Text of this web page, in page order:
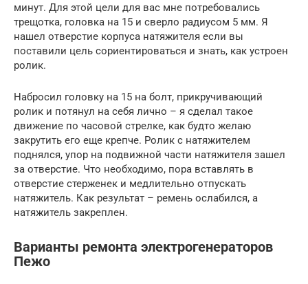
минут. Для этой цели для вас мне потребовались
трещотка, головка на 15 и сверло радиусом 5 мм. Я
нашел отверстие корпуса натяжителя если вы
поставили цель сориентироваться и знать, как устроен
ролик.
Набросил головку на 15 на болт, прикручивающий
ролик и потянул на себя лично – я сделал такое
движение по часовой стрелке, как будто желаю
закрутить его еще крепче. Ролик с натяжителем
поднялся, упор на подвижной части натяжителя зашел
за отверстие. Что необходимо, пора вставлять в
отверстие стерженек и медлительно отпускать
натяжитель. Как результат – ремень ослабился, а
натяжитель закреплен.
Варианты ремонта электрогенераторов
Пежо